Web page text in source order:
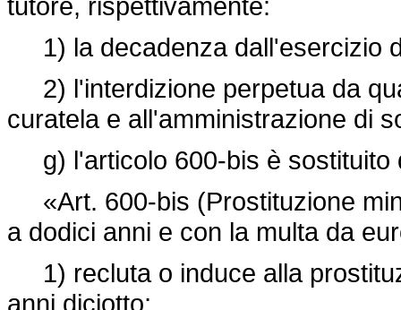
1) la decadenza dall'esercizio
2) l'interdizione perpetua da
curatela e all'amministrazione di
g) l'articolo 600-bis è sostituito
«Art. 600-bis (Prostituzione
a dodici anni e con la multa da
1) recluta o induce alla
anni diciotto;